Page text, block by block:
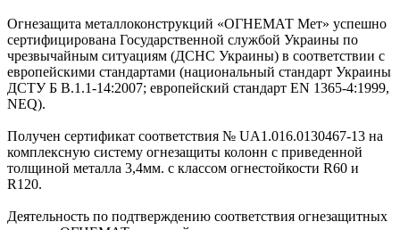
Огнезащита металлоконструкций «ОГНЕМАТ Мет» успешно
сертифицирована Государственной службой Украины по
чрезвычайным ситуациям (ДСНС Украины) в соответствии с
европейскими стандартами (национальный стандарт Украины
ДСТУ Б В.1.1-14:2007; европейский стандарт EN 1365-4:1999,
NEQ).
Получен сертификат соответствия № UA1.016.0130467-13 на
комплексную систему огнезащиты колонн с приведенной
толщиной металла 3,4мм. c классом огнестойкости R60 и
R120.
Деятельность по подтверждению соответствия огнезащитных